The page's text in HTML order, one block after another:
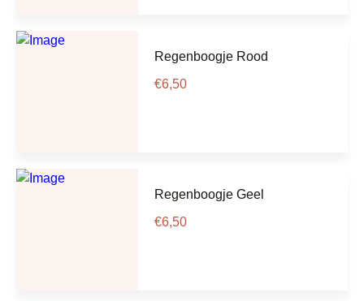
Regenboogje Rood
€6,50
Regenboogje Geel
€6,50